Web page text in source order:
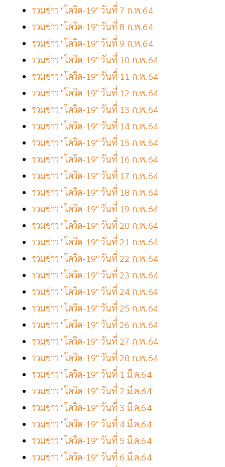
รวมข่าว "โควิด-19" วันที่ 7 ก.พ.64
รวมข่าว "โควิด-19" วันที่ 8 ก.พ.64
รวมข่าว "โควิด-19" วันที่ 9 ก.พ.64
รวมข่าว "โควิด-19" วันที่ 10 ก.พ.64
รวมข่าว "โควิด-19" วันที่ 11 ก.พ.64
รวมข่าว "โควิด-19" วันที่ 12 ก.พ.64
รวมข่าว "โควิด-19" วันที่ 13 ก.พ.64
รวมข่าว "โควิด-19" วันที่ 14 ก.พ.64
รวมข่าว "โควิด-19" วันที่ 15 ก.พ.64
รวมข่าว "โควิด-19" วันที่ 16 ก.พ.64
รวมข่าว "โควิด-19" วันที่ 17 ก.พ.64
รวมข่าว "โควิด-19" วันที่ 18 ก.พ.64
รวมข่าว "โควิด-19" วันที่ 19 ก.พ.64
รวมข่าว "โควิด-19" วันที่ 20 ก.พ.64
รวมข่าว "โควิด-19" วันที่ 21 ก.พ.64
รวมข่าว "โควิด-19" วันที่ 22 ก.พ.64
รวมข่าว "โควิด-19" วันที่ 23 ก.พ.64
รวมข่าว "โควิด-19" วันที่ 24 ก.พ.64
รวมข่าว "โควิด-19" วันที่ 25 ก.พ.64
รวมข่าว "โควิด-19" วันที่ 26 ก.พ.64
รวมข่าว "โควิด-19" วันที่ 27 ก.พ.64
รวมข่าว "โควิด-19" วันที่ 28 ก.พ.64
รวมข่าว "โควิด-19" วันที่ 1 มี.ค.64
รวมข่าว "โควิด-19" วันที่ 2 มี.ค.64
รวมข่าว "โควิด-19" วันที่ 3 มี.ค.64
รวมข่าว "โควิด-19" วันที่ 4 มี.ค.64
รวมข่าว "โควิด-19" วันที่ 5 มี.ค.64
รวมข่าว "โควิด-19" วันที่ 6 มี.ค.64